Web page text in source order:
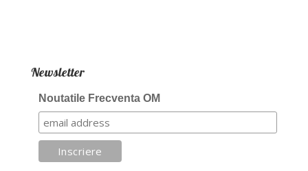
Newsletter
Noutatile Frecventa OM